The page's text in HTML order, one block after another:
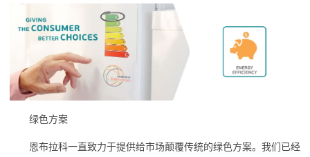
绿色方案
恩布拉科一直致力于提供给市场颠覆传统的绿色方案。我们已经